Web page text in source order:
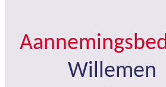
Willemen